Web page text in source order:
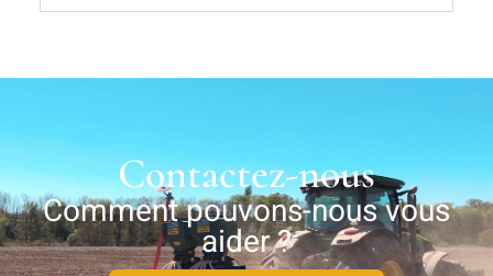
Contactez-nous
Comment pouvons-nous vous
aider ?